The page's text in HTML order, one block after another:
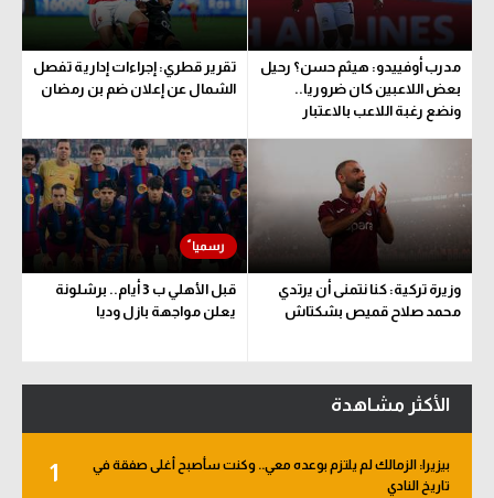
مدرب أوفييدو: هيثم حسن؟ رحيل
بعض اللاعبين كان ضروريا..
ونضع رغبة اللاعب بالاعتبار
تقرير قطري: إجراءات إدارية تفصل
الشمال عن إعلان ضم بن رمضان
وزيرة تركية: كنا نتمنى أن يرتدي
محمد صلاح قميص بشكتاش
قبل الأهلي ب 3 أيام.. برشلونة
يعلن مواجهة بازل وديا
الأكثر مشاهدة
1
بيزيرا: الزمالك لم يلتزم بوعده معي.. وكنت سأصبح أغلى صفقة في
تاريخ النادي